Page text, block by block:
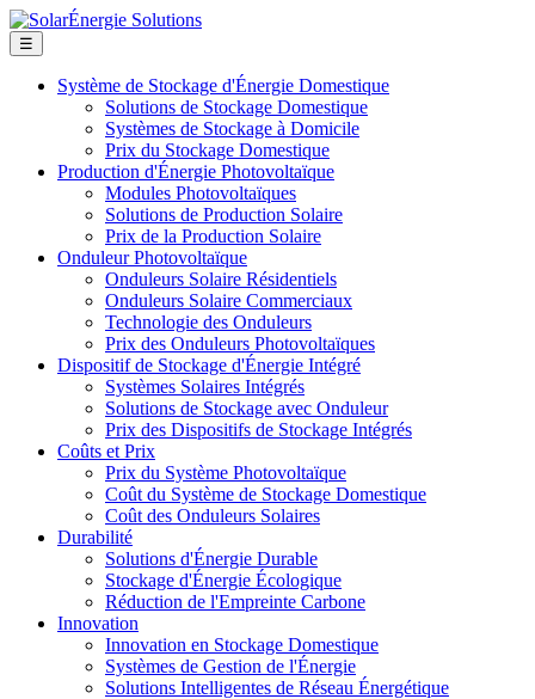
☰
Système de Stockage d'Énergie Domestique
Solutions de Stockage Domestique
Systèmes de Stockage à Domicile
Prix du Stockage Domestique
Production d'Énergie Photovoltaïque
Modules Photovoltaïques
Solutions de Production Solaire
Prix de la Production Solaire
Onduleur Photovoltaïque
Onduleurs Solaire Résidentiels
Onduleurs Solaire Commerciaux
Technologie des Onduleurs
Prix des Onduleurs Photovoltaïques
Dispositif de Stockage d'Énergie Intégré
Systèmes Solaires Intégrés
Solutions de Stockage avec Onduleur
Prix des Dispositifs de Stockage Intégrés
Coûts et Prix
Prix du Système Photovoltaïque
Coût du Système de Stockage Domestique
Coût des Onduleurs Solaires
Durabilité
Solutions d'Énergie Durable
Stockage d'Énergie Écologique
Réduction de l'Empreinte Carbone
Innovation
Innovation en Stockage Domestique
Systèmes de Gestion de l'Énergie
Solutions Intelligentes de Réseau Énergétique